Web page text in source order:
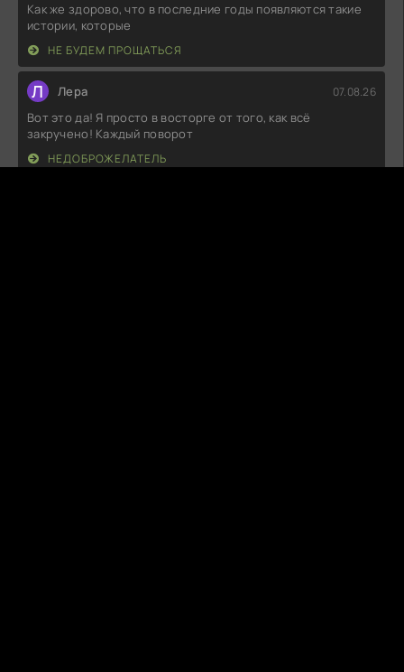
Как же здорово, что в последние годы появляются такие
истории, которые
НЕ БУДЕМ ПРОЩАТЬСЯ
Л Лера 07.08.26
Вот это да! Я просто в восторге от того, как всё
закручено! Каждый поворот
НЕДОБРОЖЕЛАТЕЛЬ